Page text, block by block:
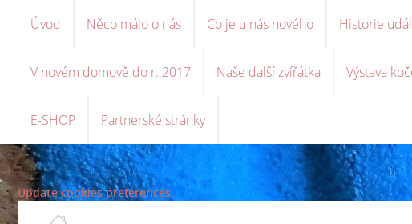
Úvod Něco málo o nás Co je u nás nového Historie
V novém domově do r. 2017 Naše další zvířátka Výstava
E-SHOP Partnerské stránky
Update cookies preferences